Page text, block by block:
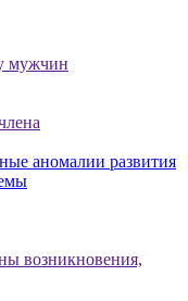
мужчин
аномалии развития
возникновения,